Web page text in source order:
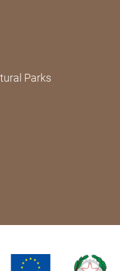
Parks
Facebook profile
YouTube profile
Romagna Twitter
Romagna